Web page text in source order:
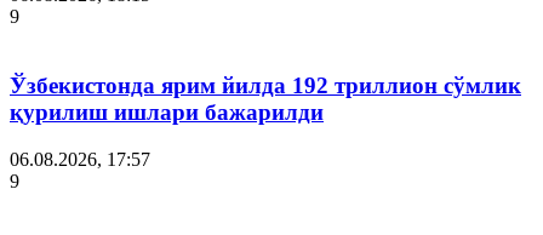
9
Ўзбекистонда ярим йилда 192 триллион сўмлик
қурилиш ишлари бажарилди
06.08.2026, 17:57
9